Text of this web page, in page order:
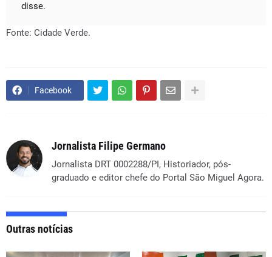
disse.
Fonte: Cidade Verde.
Facebook
Jornalista Filipe Germano
Jornalista DRT 0002288/PI, Historiador, pós-
graduado e editor chefe do Portal São Miguel Agora.
Outras notícias